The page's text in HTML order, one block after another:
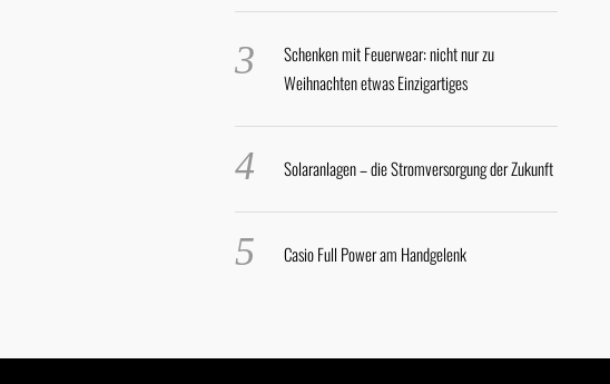
Schenken mit Feuerwear: nicht nur zu
Weihnachten etwas Einzigartiges
Solaranlagen – die Stromversorgung der Zukunft
Casio Full Power am Handgelenk